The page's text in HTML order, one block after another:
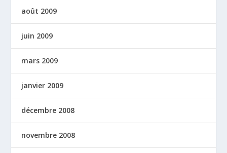
août 2009
juin 2009
mars 2009
janvier 2009
décembre 2008
novembre 2008